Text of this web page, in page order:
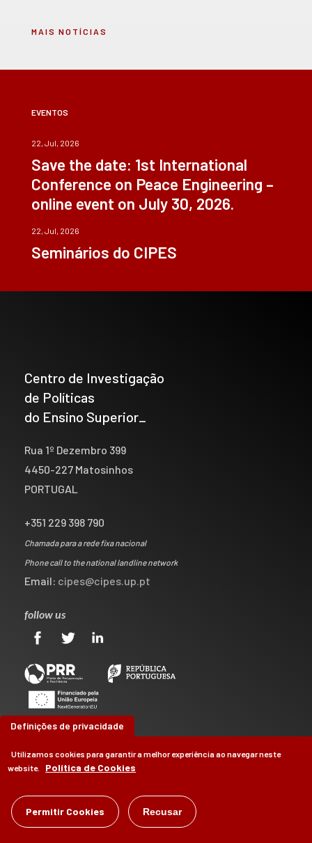
MAIS NOTÍCIAS
EVENTOS
22, Jul, 2026
Save the date: 1st International
Conference on Peace Engineering –
online event on July 30, 2026.
22, Jul, 2026
Seminários do CIPES
Centro de Investigação
de Políticas
do Ensino Superior_
Rua 1º Dezembro 399
4450-227 Matosinhos
PORTUGAL
+351 229 398 790
Chamada para a rede fixa nacional
Phone call to the national landline network
Email: cipes@cipes.up.pt
follow us
©CIPES2026
byBrag, Design & Digital
Definições de privacidade
Utilizamos cookies para garantir a melhor experiência ao navegar neste
website.
Política de Cookies
Permitir Cookies Recusar